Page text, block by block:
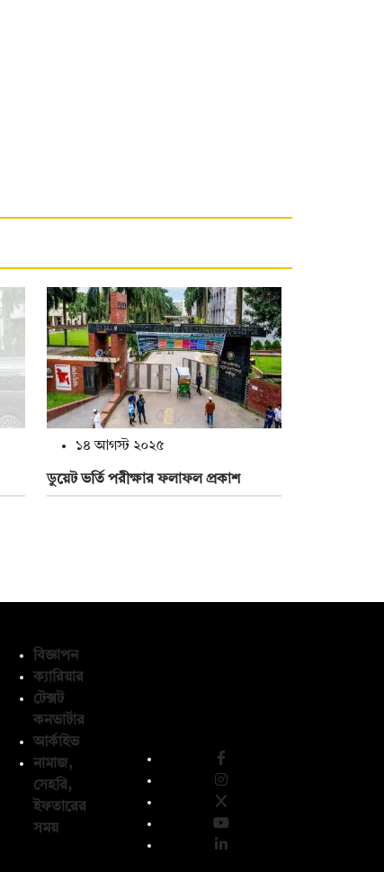
১৪ আগস্ট ২০২৫
ডুয়েট ভর্তি পরীক্ষার ফলাফল প্রকাশ
বিজ্ঞাপন
ক্যারিয়ার
টেক্সট
কনভার্টার
আর্কাইভ
নামাজ,
সেহরি,
ইফতারের
সময়